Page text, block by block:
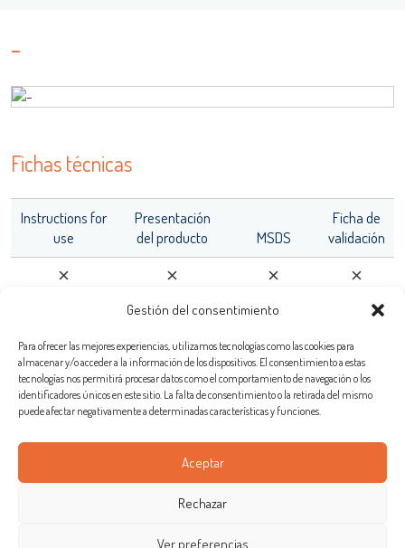
Gestión del consentimiento
Para ofrecer las mejores experiencias, utilizamos tecnologías como las cookies para
almacenar y/o acceder a la información de los dispositivos. El consentimiento a estas
tecnologías nos permitirá procesar datos como el comportamiento de navegación o los
identificadores únicos en este sitio. La falta de consentimiento o la retirada del mismo
puede afectar negativamente a determinadas características y funciones.
Aceptar
Rechazar
Ver preferencias
/ ADIAMAG™
-
Fichas técnicas
Instructions for
use
Presentación
del producto
MSDS
Ficha de
validación
Bio-X Diagnostics S.A.
Rue de la Calestienne, 38 (PAE)
Belgica
Fax : +32(0)84 31.52.63
Nombre de Usuario
Contraseña
Olvidó su contraseña ?
OK
adiagene@adiagene.fr